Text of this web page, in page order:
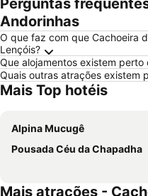
Perguntas
Andorinhas
O que faz com que Cachoeira
Lençóis?
Que alojamentos existem
Quais outras atrações existem
Mais Top hotéis
Alpina Mucugê
Pousada Céu da Chapadha
Mais atrações -